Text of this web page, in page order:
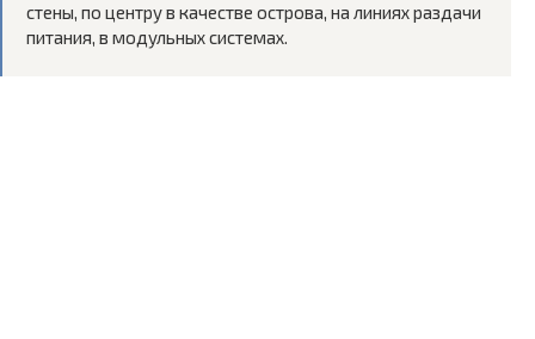
стены, по центру в качестве острова, на линиях раздачи
питания, в модульных системах.